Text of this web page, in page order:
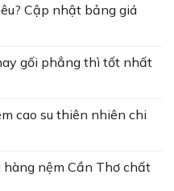
Cập nhật bảng giá
gối phẳng thì tốt nhất
cao su thiên nhiên chi
nệm Cần Thơ chất